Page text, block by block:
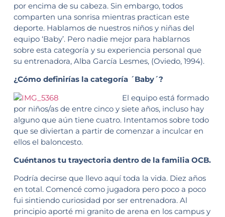
por encima de su cabeza. Sin embargo, todos
comparten una sonrisa mientras practican este
deporte. Hablamos de nuestros niños y niñas del
equipo ‘Baby’. Pero nadie mejor para hablarnos
sobre esta categoría y su experiencia personal que
su entrenadora, Alba García Lesmes, (Oviedo, 1994).
¿Cómo definirías la categoría ´Baby´?
El equipo está formado
por niños/as de entre cinco y siete años, incluso hay
alguno que aún tiene cuatro. Intentamos sobre todo
que se diviertan a partir de comenzar a inculcar en
ellos el baloncesto.
Cuéntanos tu trayectoria dentro de la familia OCB.
Podría decirse que llevo aquí toda la vida. Diez años
en total. Comencé como jugadora pero poco a poco
fui sintiendo curiosidad por ser entrenadora. Al
principio aporté mi granito de arena en los campus y